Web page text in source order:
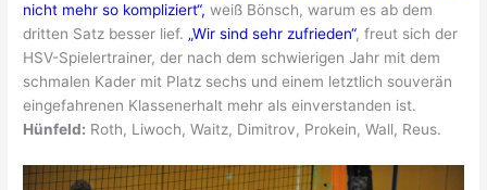
nicht mehr so kompliziert“, weiß Bönsch, warum es ab dem
dritten Satz besser lief. „Wir sind sehr zufrieden“, freut sich der
HSV-Spielertrainer, der nach dem schwierigen Jahr mit dem
schmalen Kader mit Platz sechs und einem letztlich souverän
eingefahrenen Klassenerhalt mehr als einverstanden ist.
Hünfeld: Roth, Liwoch, Waitz, Dimitrov, Prokein, Wall, Reus.